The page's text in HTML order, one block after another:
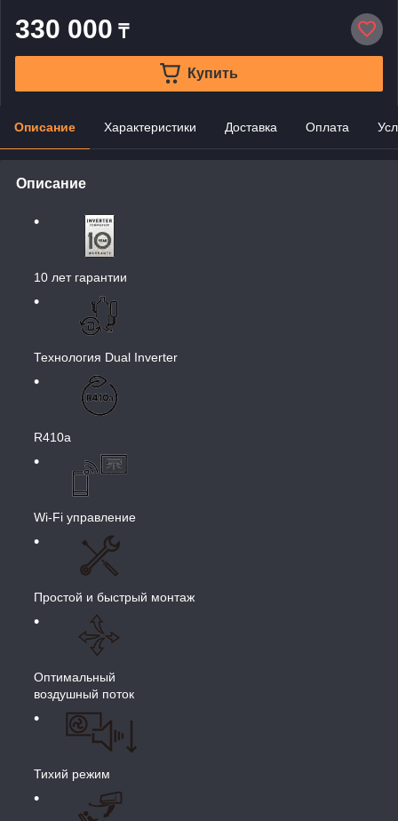
330 000 ₸
Купить
Описание Характеристики Доставка Оплата
Описание
10 лет гарантии
Технология Dual Inverter
R410a
Wi-Fi управление
Простой и быстрый монтаж
Оптимальный
воздушный поток
Тихий режим